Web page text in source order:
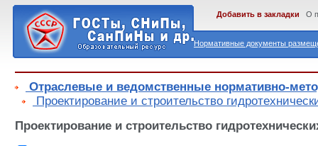
Нормативные документы
Добавить в закладки О
Отраслевые и ведомственные нормативно-
Проектирование и строительство
Проектирование и строительство